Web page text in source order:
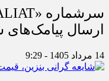
ارسال پیامک‌های
14 مرداد 1405 - 9:29